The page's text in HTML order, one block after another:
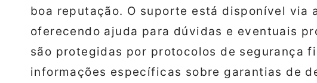
boa reputação. O suporte está disponível via
oferecendo ajuda para dúvidas e eventuais
são protegidas por protocolos de segurança
informações específicas sobre garantias de